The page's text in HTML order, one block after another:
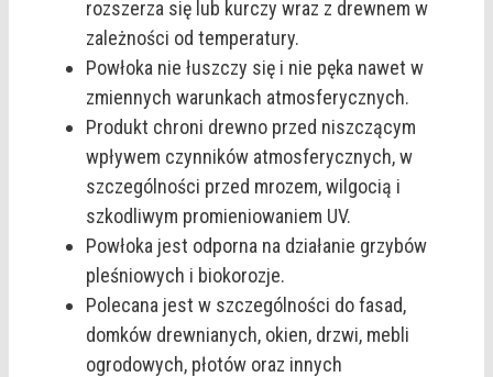
rozszerza się lub kurczy wraz z drewnem w
zależności od temperatury.
Powłoka nie łuszczy się i nie pęka nawet w
zmiennych warunkach atmosferycznych.
Produkt chroni drewno przed niszczącym
wpływem czynników atmosferycznych, w
szczególności przed mrozem, wilgocią i
szkodliwym promieniowaniem UV.
Powłoka jest odporna na działanie grzybów
pleśniowych i biokorozje.
Polecana jest w szczególności do fasad,
domków drewnianych, okien, drzwi, mebli
ogrodowych, płotów oraz innych